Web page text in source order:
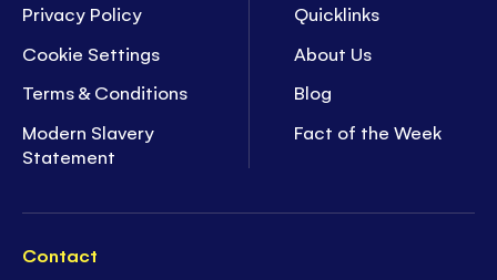
Privacy Policy
Cookie Settings
Terms & Conditions
Modern Slavery
Statement
Quicklinks
About Us
Blog
Fact of the Week
Contact